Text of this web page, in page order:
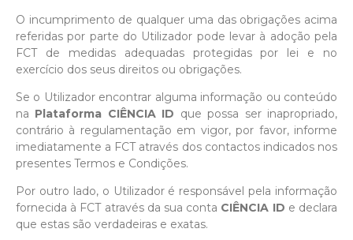
O incumprimento de qualquer uma das obrigações acima
referidas por parte do Utilizador pode levar à adoção pela
FCT de medidas adequadas protegidas por lei e no
exercício dos seus direitos ou obrigações.
Se o Utilizador encontrar alguma informação ou conteúdo
na Plataforma CIÊNCIA ID que possa ser inapropriado,
contrário à regulamentação em vigor, por favor, informe
imediatamente a FCT através dos contactos indicados nos
presentes Termos e Condições.
Por outro lado, o Utilizador é responsável pela informação
fornecida à FCT através da sua conta CIÊNCIA ID e declara
que estas são verdadeiras e exatas.